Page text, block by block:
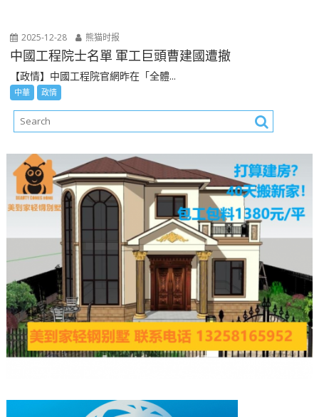
2025-12-28 熊猫时报
中國工程院士名單 軍工巨頭曹建國遭撤
【政情】中國工程院官網昨在「全體...
中華 政情